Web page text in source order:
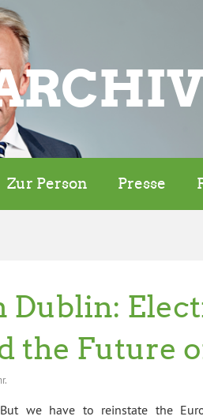
Zur Person Presse
Dublin:
the Future
we have to reinstate the